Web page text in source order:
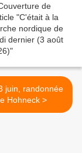
juin, randonnée
vers le Hohneck >